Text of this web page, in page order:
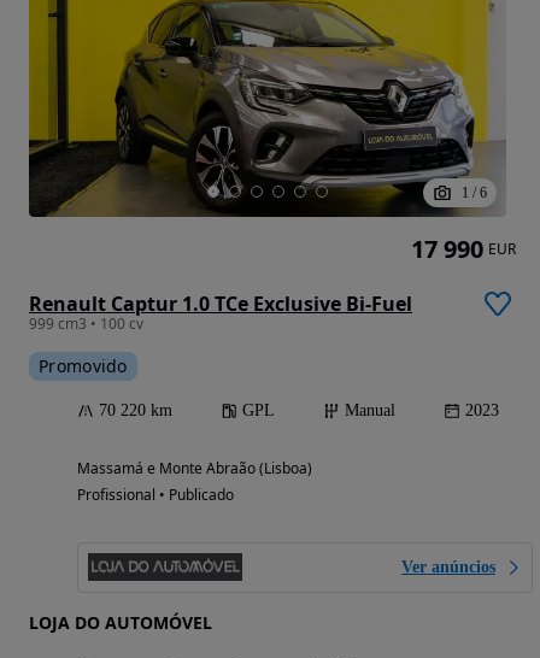
1 / 6
Renault Captur 1.0 TCe Exclusive Bi-Fuel
999 cm3 • 100 cv
Promovido
70 220 km GPL Manual 2023
Massamá e Monte Abraão (Lisboa)
Profissional • Publicado
Ver anúncios
LOJA DO AUTOMÓVEL
17 990 EUR